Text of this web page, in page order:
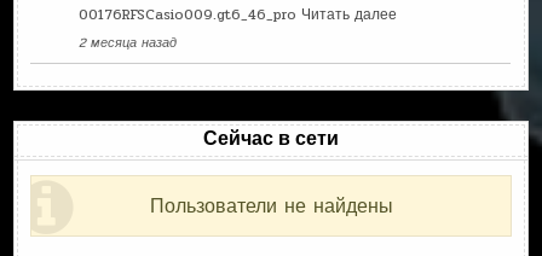
00176RFSCasio009.gt6_46_pro Читать далее
2 месяца назад
Сейчас в сети
Пользователи не найдены